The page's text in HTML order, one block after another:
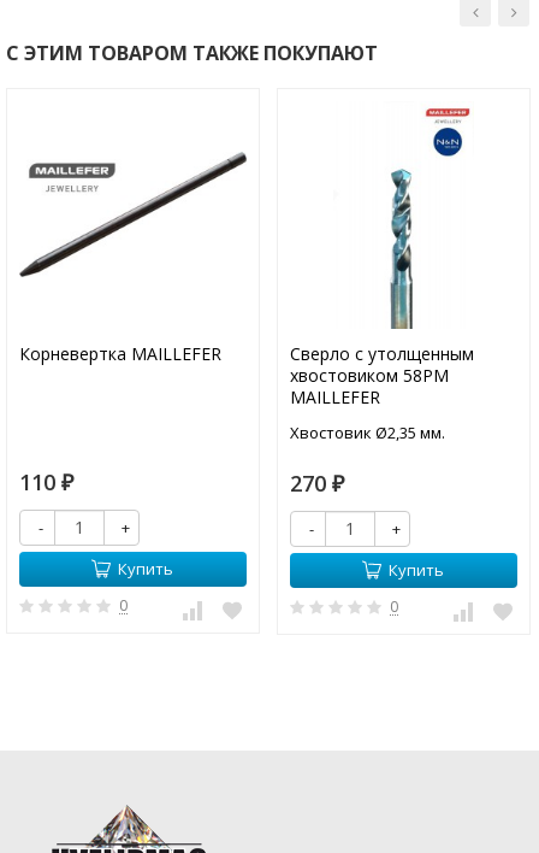
С ЭТИМ ТОВАРОМ ТАКЖЕ ПОКУПАЮТ
Корневертка MAILLEFER
110 ₽
-
+
Купить
0
Сверло с утолщенным
хвостовиком 58PM
MAILLEFER
Хвостовик Ø2,35 мм.
270 ₽
-
+
Купить
0